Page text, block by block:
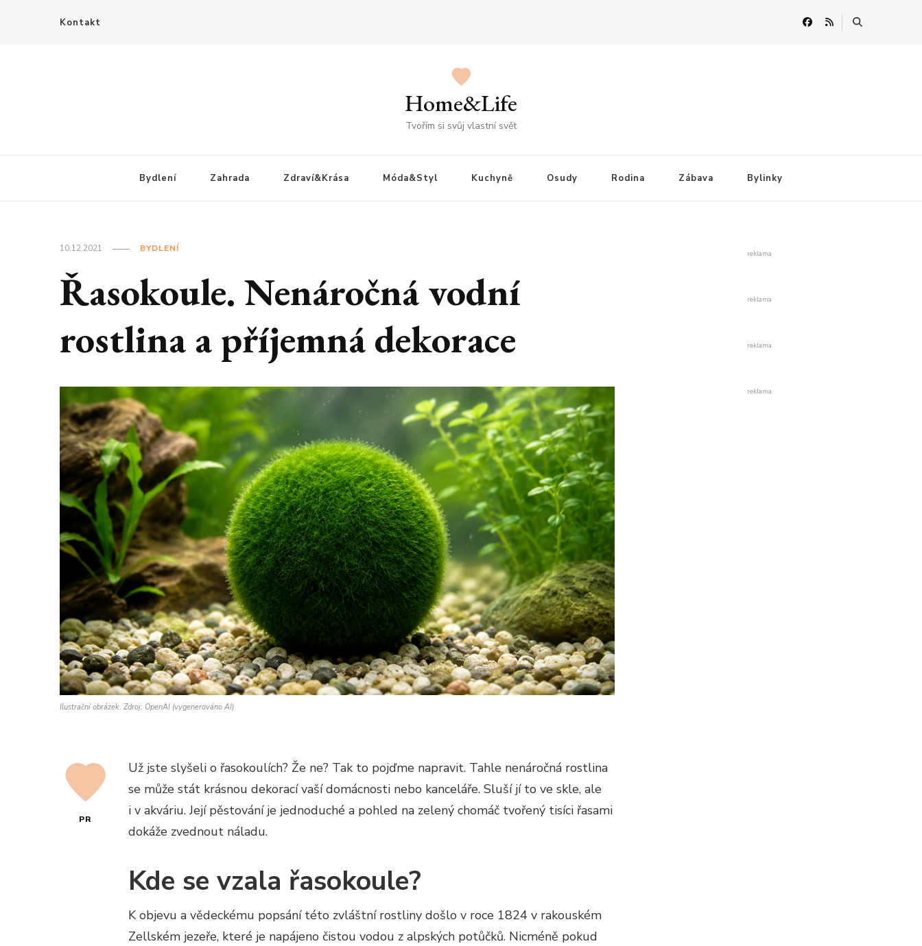
Kontakt
Home&Life
Tvořím si svůj vlastní svět
Bydlení Zahrada Zdraví&Krása Móda&Styl Kuchyně Osudy Rodina Zábava Bylinky
10.12.2021 BYDLENÍ
Řasokoule. Nenáročná vodní
rostlina a příjemná dekorace
Ilustrační obrázek. Zdroj: OpenAI (vygenerováno AI)
PR
Už jste slyšeli o řasokoulích? Že ne? Tak to pojďme napravit. Tahle nenáročná rostlina
se může stát krásnou dekorací vaší domácnosti nebo kanceláře. Sluší jí to ve skle, ale
i v akváriu. Její pěstování je jednoduché a pohled na zelený chomáč tvořený tisíci řasami
dokáže zvednout náladu.
Kde se vzala řasokoule?
K objevu a vědeckému popsání této zvláštní rostliny došlo v roce 1824 v rakouském
Zellském jezeře, které je napájeno čistou vodou z alpských potůčků. Nicméně pokud
reklama
reklama
reklama
reklama